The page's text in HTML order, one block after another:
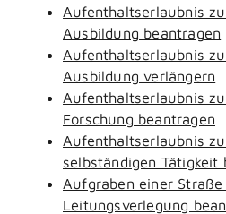
Aufenthaltserlaubnis
Ausbildung beantragen
Aufenthaltserlaubnis
Ausbildung verlängern
Aufenthaltserlaubnis
Forschung beantragen
Aufenthaltserlaubnis
selbständigen Tätigkeit
Aufgraben einer
Leitungsverlegung